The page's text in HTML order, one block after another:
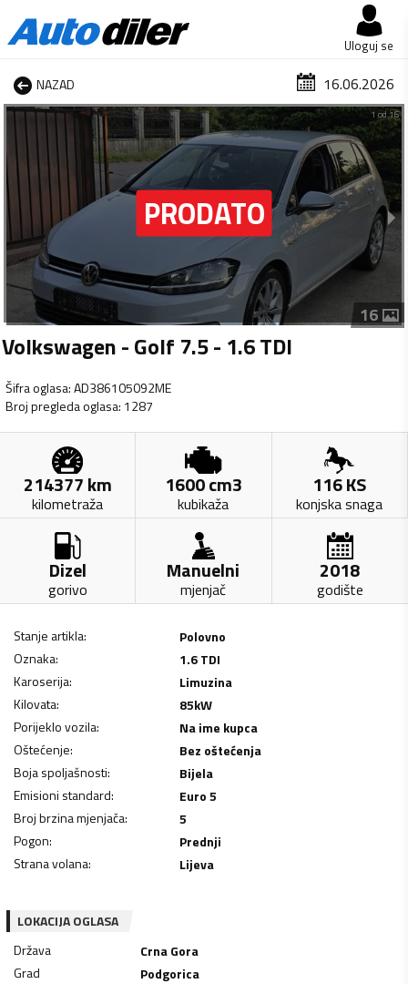
Uloguj se
NAZAD 16.06.2026
1 od 16
16
Volkswagen - Golf 7.5 - 1.6 TDI
Šifra oglasa:AD386105092ME
Broj pregleda oglasa: 1287
214377km
kilometraža
1600cm3
kubikaža
116KS
konjska snaga
Dizel
gorivo
Manuelni
mjenjač
2018
godište
Stanje artikla:
Polovno
Oznaka:
1.6 TDI
Karoserija:
Limuzina
Kilovata: 85kW
Porijeklo vozila:
Na ime kupca
Oštećenje:
Bez oštećenja
Boja spoljašnosti:
Bijela
Emisioni standard:
Euro 5
Broj brzina mjenjača:
5
Pogon:
Prednji
Strana volana: Lijeva
LOKACIJA OGLASA
Država
Crna Gora
Grad
Podgorica